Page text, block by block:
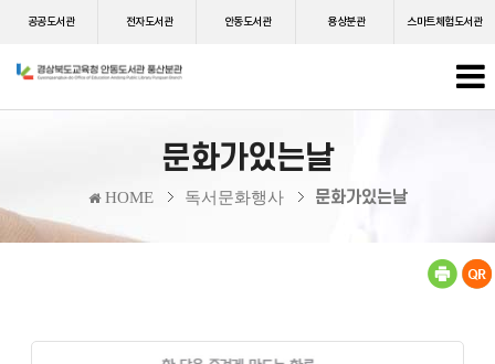
공공도서관 전자도서관 안동도서관 용상분관 스마트체험도서관
문화가있는날
HOME 독서문화행사 문화가있는날